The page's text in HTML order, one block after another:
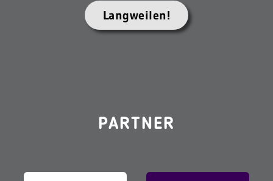
Langweilen!
PARTNER